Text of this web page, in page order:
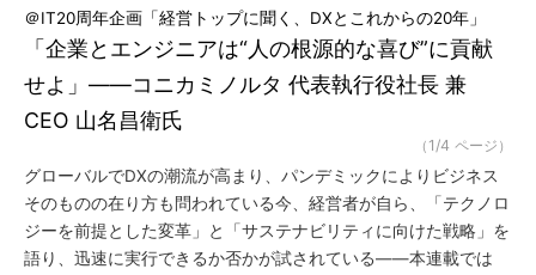
「企業とエンジニアは“人の根源的な喜び”に貢献
せよ」――コニカミノルタ 代表執行役社長 兼
CEO 山名昌衛氏
＠IT20周年企画「経営トップに聞く、DXとこれからの20年」
（1/4 ページ）
グローバルでDXの潮流が高まり、パンデミックによりビジネス
そのものの在り方も問われている今、経営者が自ら、「テクノロ
ジーを前提とした変革」と「サステナビリティに向けた戦略」を
語り、迅速に実行できるか否かが試されている――本連載では